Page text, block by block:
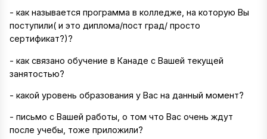
- как называется программа в колледже, на которую Вы
поступили( и это диплома/пост град/ просто
сертификат?)?
- как связано обучение в Канаде с Вашей текущей
занятостью?
- какой уровень образования у Вас на данный момент?
- письмо с Вашей работы, о том что Вас очень ждут
после учебы, тоже приложили?